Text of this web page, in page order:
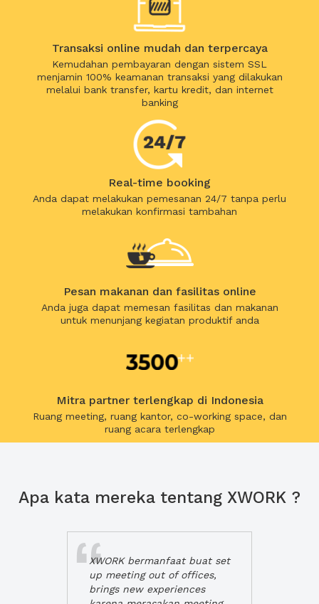
Transaksi online mudah dan terpercaya
Kemudahan pembayaran dengan sistem SSL
menjamin 100% keamanan transaksi yang dilakukan
melalui bank transfer, kartu kredit, dan internet
banking
Real-time booking
Anda dapat melakukan pemesanan 24/7 tanpa perlu
melakukan konfirmasi tambahan
Pesan makanan dan fasilitas online
Anda juga dapat memesan fasilitas dan makanan
untuk menunjang kegiatan produktif anda
Mitra partner terlengkap di Indonesia
Ruang meeting, ruang kantor, co-working space, dan
ruang acara terlengkap
Apa kata mereka tentang XWORK ?
XWORK bermanfaat buat set
up meeting out of offices,
brings new experiences